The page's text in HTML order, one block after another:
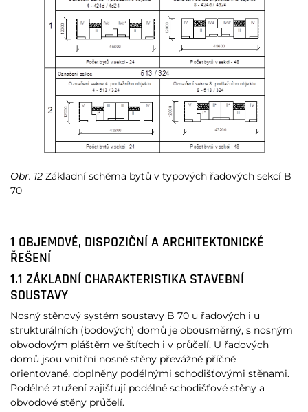
Obr. 12 Základní schéma bytů v typových řadových sekcí B
70
1 OBJEMOVÉ, DISPOZIČNÍ A ARCHITEKTONICKÉ
ŘEŠENÍ
1.1 ZÁKLADNÍ CHARAKTERISTIKA STAVEBNÍ
SOUSTAVY
Nosný stěnový systém soustavy B 70 u řadových i u
strukturálních (bodových) domů je obousměrný, s nosným
obvodovým pláštěm ve štítech i v průčelí. U řadových
domů jsou vnitřní nosné stěny převážně příčně
orientované, doplněny podélnými schodišťovými stěnami.
Podélné ztužení zajišťují podélné schodišťové stěny a
obvodové stěny průčelí.